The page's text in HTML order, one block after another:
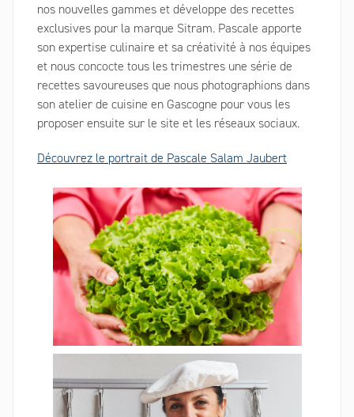
nos nouvelles gammes et développe des recettes
exclusives pour la marque Sitram. Pascale apporte
son expertise culinaire et sa créativité à nos équipes
et nous concocte tous les trimestres une série de
recettes savoureuses que nous photographions dans
son atelier de cuisine en Gascogne pour vous les
proposer ensuite sur le site et les réseaux sociaux.
Découvrez le portrait de Pascale Salam Jaubert